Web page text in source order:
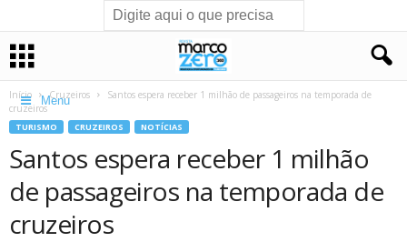
Menu
Início Cruzeiros
Santos espera receber 1 milhão de passageiros na temporada de
cruzeiros
TURISMO CRUZEIROS NOTÍCIAS
Santos espera receber 1 milhão
de passageiros na temporada de
cruzeiros